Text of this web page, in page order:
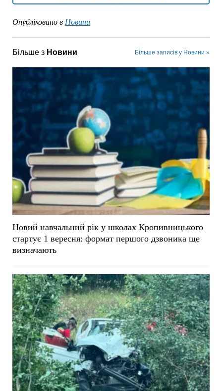
Опубліковано в Новини
Більше з Новини Більше записів у Новини »
Новий навчальний рік у школах Кропивницького
стартує 1 вересня: формат першого дзвоника ще
визначають